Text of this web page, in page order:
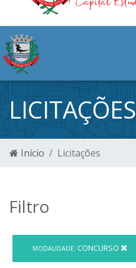
LICITAÇÕES
Início Licitações
Filtro
MODALIDADE: CONCURSO